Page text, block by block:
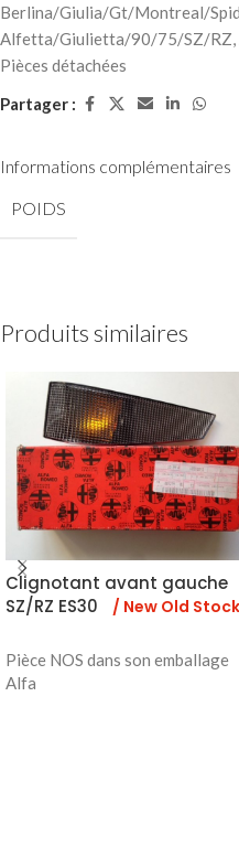
Berlina/Giulia/Gt/Montreal/
Alfetta/Giulietta/90/75/SZ/RZ,
Pièces détachées
Partager :
Informations complémentaires
POIDS
Produits similaires
Clignotant avant gauche
SZ/RZ ES30
/ New Old Stock
Pièce NOS dans son emballage
Alfa